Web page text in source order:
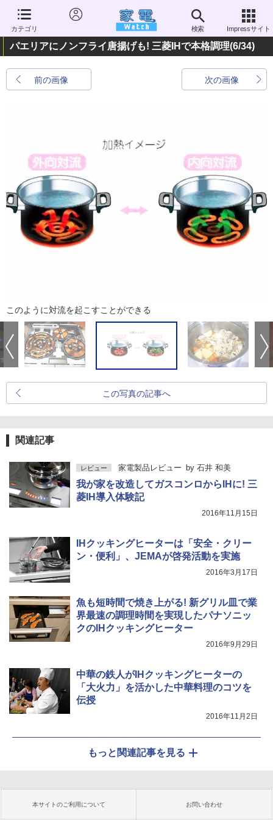
カテゴリ 検索 Impressサイト
パエリアにノンフライ唐揚げも! 三菱IHで本格調理(6/34)
前の画像 次の画像
このように対流を起こすことができる
この写真の記事へ
関連記事
レビュー 家電製品レビュー by 石井 和美
我が家を改造してガスコンロからIHに! 三
菱IH導入体験記
2016年11月15日
IHクッキングヒーターは「安全・クリー
ン・便利」、JEMAが啓発活動を実施
2016年3月17日
魚も短時間で焼き上がる! 新グリル皿で業
界最速の調理時間を実現したパナソニッ
クのIHクッキングヒーター
2016年9月29日
中華の鉄人がIHクッキングヒーターの
「大火力」を活かした中華料理のコツを
伝授
2016年11月2日
もっと関連記事を見る
本サイトのご利用について お問い合わせ